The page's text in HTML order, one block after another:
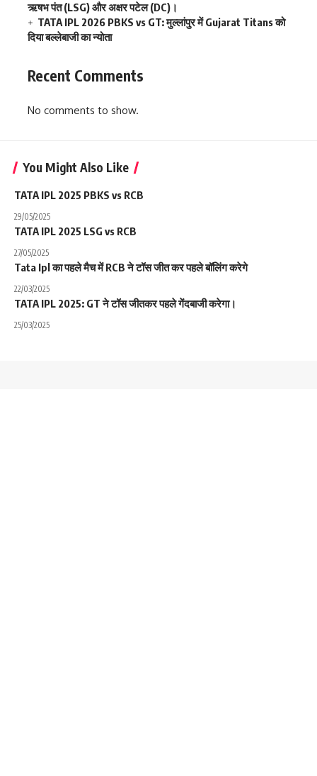
ऋषभ पंत (LSG) और अक्षर पटेल (DC)।
TATA IPL 2026 PBKS vs GT: मुल्लांपुर में Gujarat Titans को
दिया बल्लेबाजी का न्योता
Recent Comments
No comments to show.
You Might Also Like
TATA IPL 2025 PBKS vs RCB
29/05/2025
TATA IPL 2025 LSG vs RCB
27/05/2025
Tata Ipl का पहले मैच में RCB ने टॉस जीत कर पहले बॉलिंग करेगे
22/03/2025
TATA IPL 2025: GT ने टॉस जीतकर पहले गेंदबाजी करेगा।
25/03/2025